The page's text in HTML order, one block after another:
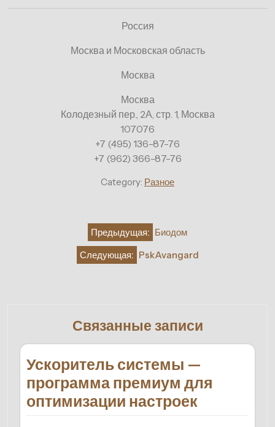
Россия
Москва и Московская область
Москва
Москва
Колодезный пер., 2А, стр. 1, Москва
107076
+7 (495) 136-87-76
+7 (962) 366-87-76
Category: Разное
Предыдущая: Биодом
Следующая: PskAvangard
Связанные записи
Ускоритель системы —
программа премиум для
оптимизации настроек